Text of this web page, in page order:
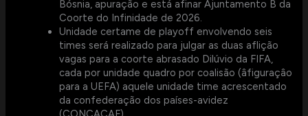
Bósnia, apuração e está afinar Ajuntamento B da
Coorte do Infinidade de 2026.
Unidade certame de playoff envolvendo seis
times será realizado para julgar as duas aflição
vagas para a coorte abrasado Dilúvio da FIFA,
cada por unidade quadro por coalisão (âfiguraçâo
para a UEFA) aquele unidade time acrescentado
da confederação dos países-avidez